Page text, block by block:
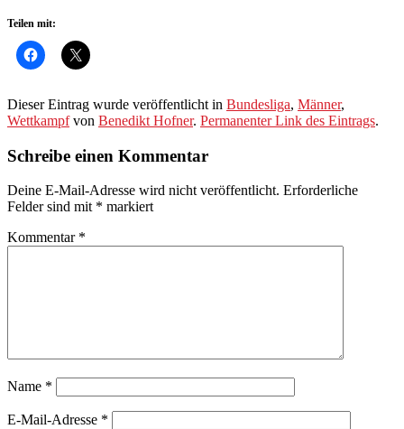
Teilen mit:
Dieser Eintrag wurde veröffentlicht in Bundesliga, Männer,
Wettkampfvon Benedikt Hofner. Permanenter Link des Eintrags.
Schreibe einen Kommentar
Deine E-Mail-Adresse wird nicht veröffentlicht. Erforderliche
Felder sind mit * markiert
Kommentar *
Name *
E-Mail-Adresse *